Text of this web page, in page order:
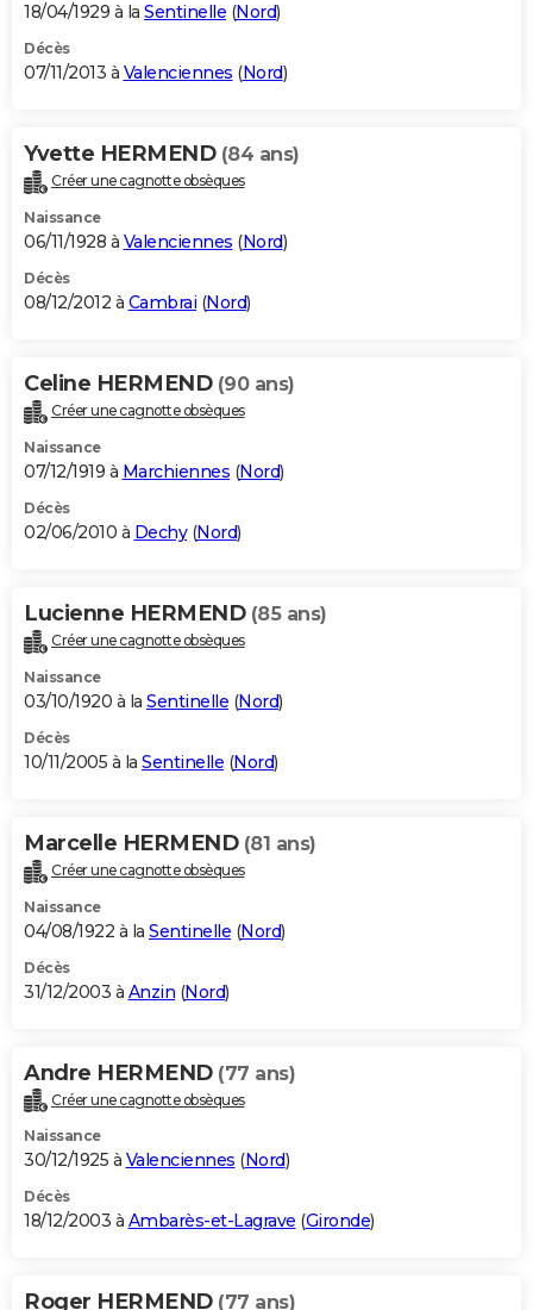
18/04/1929 à la Sentinelle (Nord)
Décès
07/11/2013 à Valenciennes (Nord)
Yvette HERMEND (84 ans)
Créer une cagnotte obsèques
Naissance
06/11/1928 à Valenciennes (Nord)
Décès
08/12/2012 à Cambrai (Nord)
Celine HERMEND (90 ans)
Créer une cagnotte obsèques
Naissance
07/12/1919 à Marchiennes (Nord)
Décès
02/06/2010 à Dechy(Nord)
Lucienne HERMEND (85 ans)
Créer une cagnotte obsèques
Naissance
03/10/1920 à la Sentinelle (Nord)
Décès
10/11/2005 à la Sentinelle (Nord)
Marcelle HERMEND (81 ans)
Créer une cagnotte obsèques
Naissance
04/08/1922 à la Sentinelle (Nord)
Décès
31/12/2003 à Anzin (Nord)
Andre HERMEND (77 ans)
Créer une cagnotte obsèques
Naissance
30/12/1925 à Valenciennes (Nord)
Décès
18/12/2003 à Ambarès-et-Lagrave (Gironde)
Roger HERMEND (77 ans)